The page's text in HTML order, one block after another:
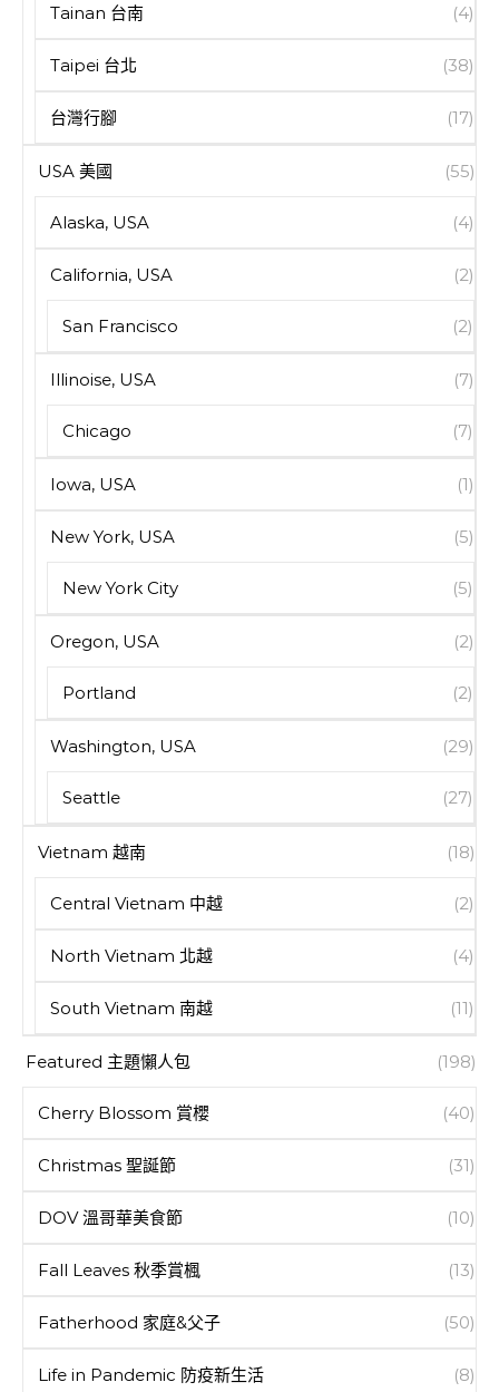
Tainan 台南 (4)
Taipei 台北 (38)
台灣行腳 (17)
USA 美國 (55)
Alaska, USA (4)
California, USA (2)
San Francisco (2)
Illinoise, USA (7)
Chicago (7)
Iowa, USA (1)
New York, USA (5)
New York City (5)
Oregon, USA (2)
Portland (2)
Washington, USA (29)
Seattle (27)
Vietnam 越南 (18)
Central Vietnam 中越 (2)
North Vietnam 北越 (4)
South Vietnam 南越 (11)
Featured 主題懶人包 (198)
Cherry Blossom 賞櫻 (40)
Christmas 聖誕節 (31)
DOV 溫哥華美食節 (10)
Fall Leaves 秋季賞楓 (13)
Fatherhood 家庭&父子 (50)
Life in Pandemic 防疫新生活 (8)